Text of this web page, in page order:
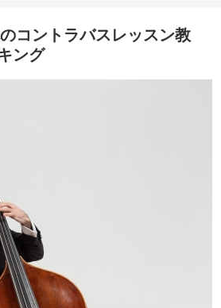
のコントラバスレッスン教
ング